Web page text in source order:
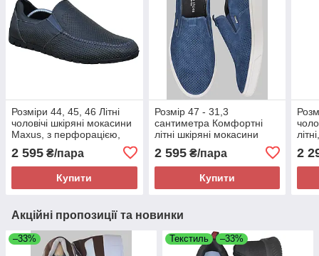
Розміри 44, 45, 46 Літні
чоловічі шкіряні мокасини
Maxus, з перфорацією,
2 595 ₴/пара
Купити
Розмір 47 - 31,3
сантиметра Комфортні
літні шкіряні мокасини
Maxus, сині, на підошві з
піни
2 595₴/пара
Купити
2
Акційні пропозиції та новинки
–33% Текстиль –33%